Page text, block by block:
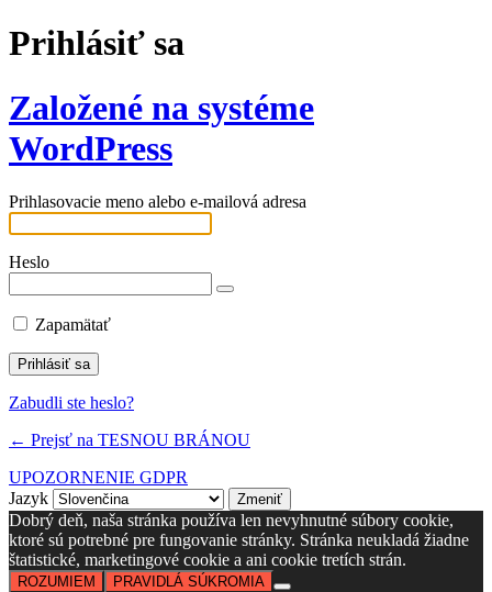
Prihlásiť sa
Založené na systéme
WordPress
Prihlasovacie meno alebo e-mailová adresa
Heslo
Zapamätať
Zabudli ste heslo?
← Prejsť na TESNOU BRÁNOU
UPOZORNENIE GDPR
Jazyk
Dobrý deň, naša stránka používa len nevyhnutné súbory cookie,
ktoré sú potrebné pre fungovanie stránky. Stránka neukladá žiadne
štatistické, marketingové cookie a ani cookie tretích strán.
ROZUMIEM PRAVIDLÁ SÚKROMIA